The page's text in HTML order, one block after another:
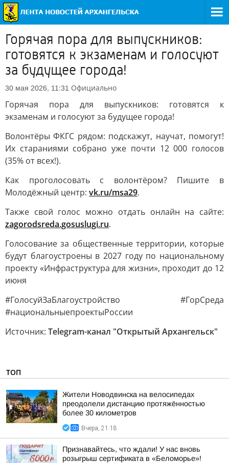
Горячая пора для выпускников:
готовятся к экзаменам и голосуют
за будущее города!
30 мая 2026, 11:31 Официально
Горячая пора для выпускников: готовятся к
экзаменам и голосуют за будущее города!
Волонтёры ФКГС рядом: подскажут, научат, помогут!
Их стараниями собрано уже почти 12 000 голосов
(35% от всех!).
Как проголосовать с волонтёром? Пишите в
Молодёжный центр: vk.ru/msa29.
Также свой голос можно отдать онлайн на сайте:
zagorodsreda.gosuslugi.ru.
Голосование за общественные территории, которые
будут благоустроены в 2027 году по национальному
проекту «Инфраструктура для жизни», проходит до 12
июня
#ГолосуйЗаБлагоустройство #ГорСреда
#национальныепроектыРоссии
Источник: Telegram-канал "Открытый Архангельск"
ТОП
Жители Новодвинска на велосипедах
преодолели дистанцию протяжённостью
более 30 километров
Вчера, 21:18
Признавайтесь, что ждали! У нас вновь
розыгрыш сертификата в «Беломорье»!